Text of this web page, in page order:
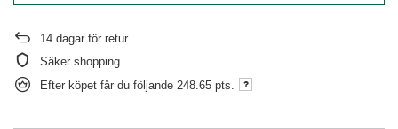
14 dagar för retur
Säker shopping
Efter köpet får du följande 248.65 pts.